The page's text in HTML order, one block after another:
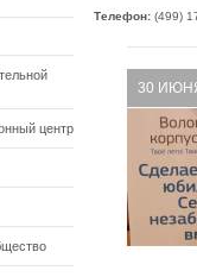
центр
Телефон:(499)
30